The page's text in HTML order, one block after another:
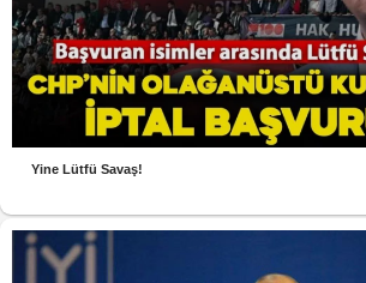
Yine Lütfü Savaş!